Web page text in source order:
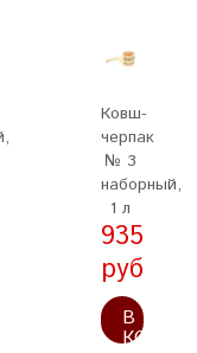
Ковш-
черпак
№ 3
наборный,
1 л
935
руб
В